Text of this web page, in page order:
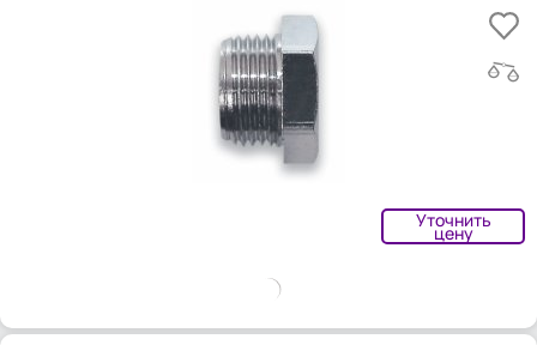
Уточнить
цену